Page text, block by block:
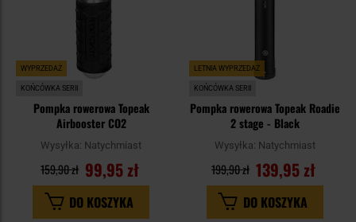
WYPRZEDAŻ
KOŃCÓWKA SERII
Pompka rowerowa Topeak
Airbooster CO2
Wysyłka: Natychmiast
99,95 zł
159,90 zł
DO KOSZYKA
LETNIA WYPRZEDAŻ
KOŃCÓWKA SERII
Pompka rowerowa Topeak Roadie
2 stage - Black
Wysyłka: Natychmiast
139,95 zł
199,90 zł
DO KOSZYKA